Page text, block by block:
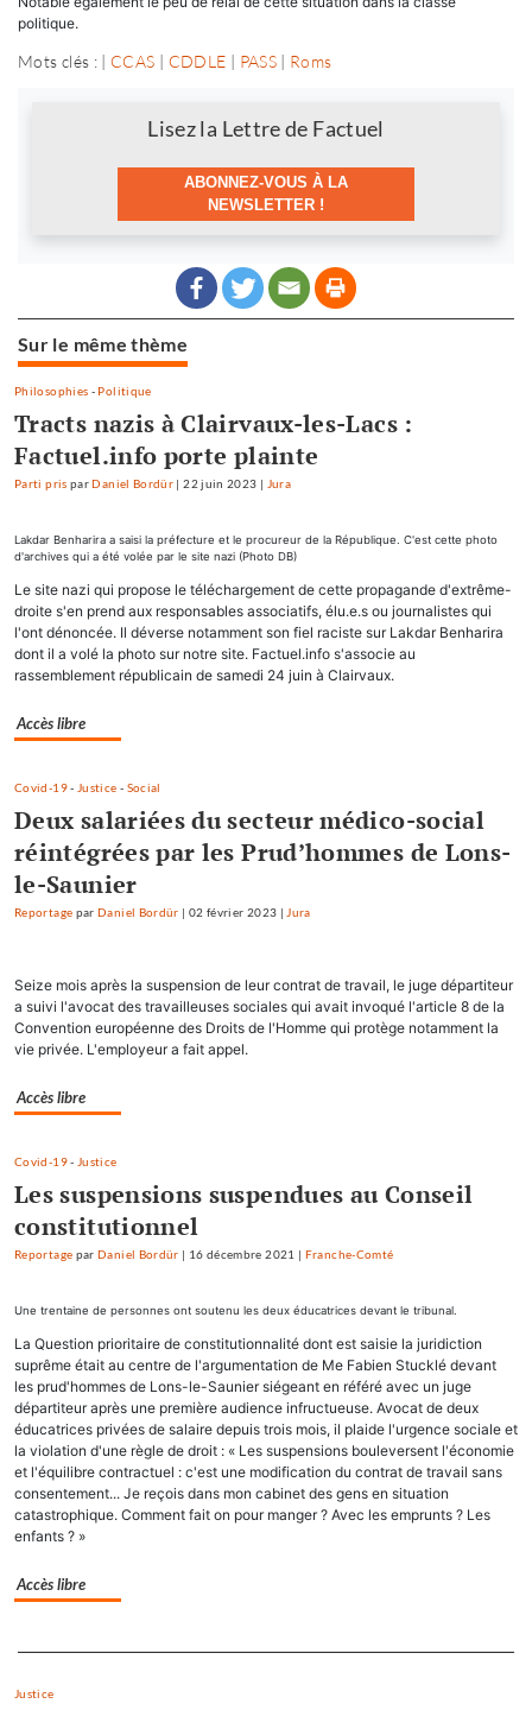
politique.
Mots clés : | CCAS | CDDLE | PASS| Roms
Lisez la Lettre de Factuel
ABONNEZ-VOUS À LA
NEWSLETTER !
Sur le même thème
Philosophies - Politique
Tracts nazis à Clairvaux-les-Lacs :
Factuel.info porte plainte
Parti pris par Daniel Bordür |22 juin 2023 Jura
Lakdar Benharira a saisi la préfecture et le procureur de la République. C'est cette photo
d'archives qui a été volée par le site nazi (Photo DB)
Le site nazi qui propose le téléchargement de cette propagande d'extrême-
droite s'en prend aux responsables associatifs, élu.e.s ou journalistes qui
l'ont dénoncée. Il déverse notamment son fiel raciste sur Lakdar Benharira
dont il a volé la photo sur notre site. Factuel.info s'associe au
rassemblement républicain de samedi 24 juin à Clairvaux.
Accès libre
Covid-19- Justice - Social
Deux salariées du secteur médico-social
réintégrées par les Prud’hommes de Lons-
le-Saunier
Reportage par Daniel Bordür 02 février 2023 |Jura
Seize mois après la suspension de leur contrat de travail, le juge départiteur
a suivi l'avocat des travailleuses sociales qui avait invoqué l'article 8 de la
Convention européenne des Droits de l'Homme qui protège notamment la
vie privée. L'employeur a fait appel.
Accès libre
Covid-19- Justice
Les suspensions suspendues au Conseil
constitutionnel
Reportage par Daniel Bordür 16 décembre 2021 Franche-Comté
Une trentaine de personnes ont soutenu les deux éducatrices devant le tribunal.
La Question prioritaire de constitutionnalité dont est saisie la juridiction
suprême était au centre de l'argumentation de Me Fabien Stucklé devant
les prud'hommes de Lons-le-Saunier siégeant en référé avec un juge
départiteur après une première audience infructueuse. Avocat de deux
éducatrices privées de salaire depuis trois mois, il plaide l'urgence sociale et
la violation d'une règle de droit : « Les suspensions bouleversent l'économie
et l'équilibre contractuel : c'est une modification du contrat de travail sans
consentement... Je reçois dans mon cabinet des gens en situation
catastrophique. Comment fait on pour manger ? Avec les emprunts ? Les
enfants ? »
Accès libre
Separateur
Justice